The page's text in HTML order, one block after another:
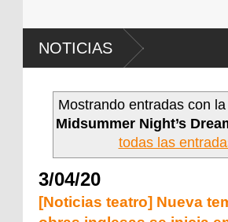
NOTICIAS
Mostrando entradas con
Midsummer Night’s
todas las
3/04/20
[Noticias teatro] Nueva